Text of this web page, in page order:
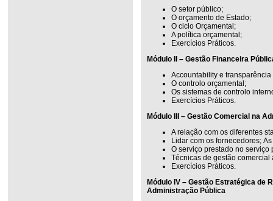
O setor público;
O orçamento de Estado;
O ciclo Orçamental;
A política orçamental;
Exercícios Práticos.
Módulo II – Gestão Financeira
Accountability e
O controlo orçamental;
Os sistemas de controlo
Exercícios Práticos.
Módulo III – Gestão Comercial na
A relação com os diferentes
Lidar com os fornecedores;
O serviço prestado no serviço
Técnicas de gestão
Exercícios Práticos.
Módulo IV – Gestão Estratégica de
Administração Pública